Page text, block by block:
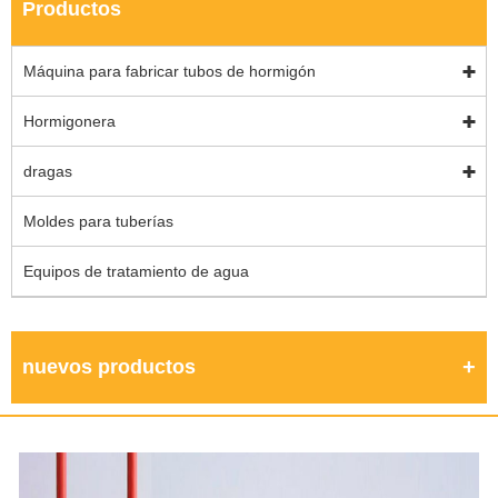
Productos
Máquina para fabricar tubos de hormigón
Hormigonera
dragas
Moldes para tuberías
Equipos de tratamiento de agua
nuevos productos